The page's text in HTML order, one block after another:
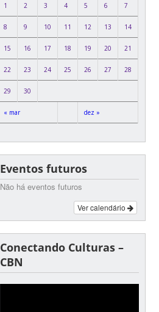
« mar dez »
1 2 3 4 5 6 7
8 9 10 11 12 13 14
15 16 17 18 19 20 21
22 23 24 25 26 27 28
29 30
Eventos futuros
Não há eventos futuros
Ver calendário
Conectando Culturas –
CBN